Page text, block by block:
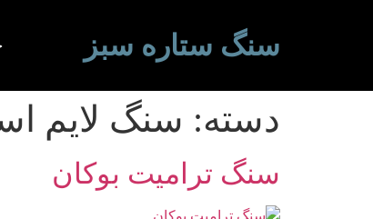
سنگ ستاره سبز
دسته: سنگ لایم
سنگ ترامیت بوکان